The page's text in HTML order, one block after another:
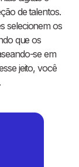
de talentos.
selecionem os
que os
se em
jeito, você